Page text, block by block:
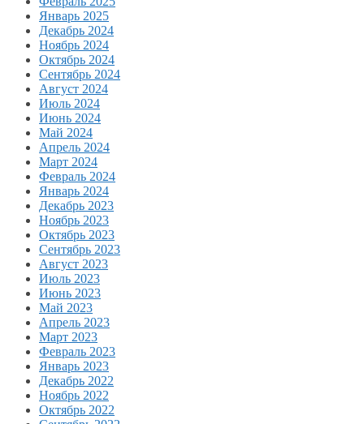
Январь 2025
Декабрь 2024
Ноябрь 2024
Октябрь 2024
Сентябрь 2024
Август 2024
Июль 2024
Июнь 2024
Май 2024
Апрель 2024
Март 2024
Февраль 2024
Январь 2024
Декабрь 2023
Ноябрь 2023
Октябрь 2023
Сентябрь 2023
Август 2023
Июль 2023
Июнь 2023
Май 2023
Апрель 2023
Март 2023
Февраль 2023
Январь 2023
Декабрь 2022
Ноябрь 2022
Октябрь 2022